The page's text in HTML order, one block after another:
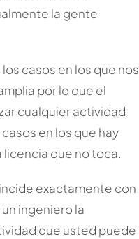
la gente
casos en los que nos
por lo que el
cualquier actividad
en los que hay
que no toca.
exactamente con
ingeniero la
que usted puede